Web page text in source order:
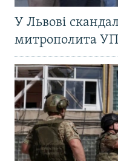
У Львові
митрополита